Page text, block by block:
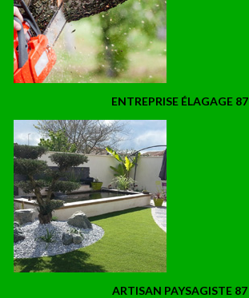
ENTREPRISE ÉLAGAGE 87
ARTISAN PAYSAGISTE 87